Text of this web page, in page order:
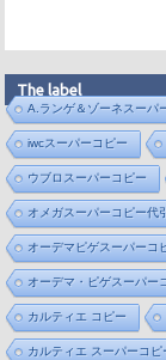
The label
A.ランゲ＆ゾーネスーパ
iwcスーパーコピー
ウブロスーパーコピー
オメガスーパーコピー代
オーデマピゲスーパーコ
オーデマ・ピゲスーパー
カルティエ コピー
カルティエ スーパーコピ